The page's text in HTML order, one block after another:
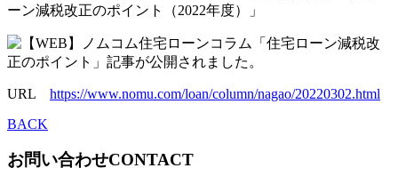
ーン減税改正のポイント（2022年度）」
URL https://www.nomu.com/loan/column/nagao/20220302.html
BACK
お問い合わせCONTACT